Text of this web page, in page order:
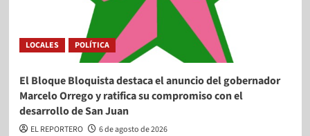
LOCALES POLÍTICA
El Bloque Bloquista destaca el anuncio del gobernador
Marcelo Orrego y ratifica su compromiso con el
desarrollo de San Juan
EL REPORTERO 6 de agosto de 2026